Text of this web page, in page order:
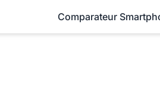
Comparateur